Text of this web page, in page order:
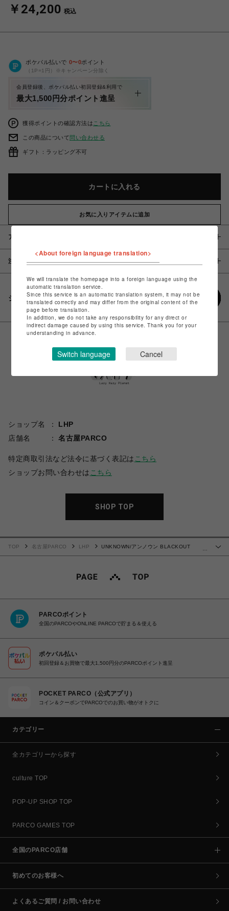
￥24,200 税込
ポケパル払いで 0〜0ポイント
（1P=1円）※キャンペーン分除く
会員登録後、ポケパル払い初回登録&利用で
最大1,500円分ポイント進呈
獲得ポイントの確認方法は こちら
この商品について問い合わせる
ギフト：ラッピング不可
カートに入れる
お気に入りアイテムに追加
アイテム説明 / 素材
注意事項
シェアする
ショップ名
LHP
店舗名
名古屋PARCO
特定商取引法など法令に基づく表記は こちら
ショップお問い合わせは こちら
SHOP TOP
…
TOP 名古屋PARCO LHP
UNKNOWN/アンノウン BLACKOUT
PARCOポイント
全国のPARCOやONLINE PARCOで貯まる＆使える
ポケパル払い
初回登録＆お買物で最大1,500円分のPARCOポイント進呈
POCKET PARCO（公式アプリ）
コイン＆クーポンでPARCOでのお買い物がオトクに
カテゴリー
全カテゴリーから探す
culture TOP
POP-UP SHOP TOP
PARCO GAMES TOP
全国のPARCO店舗
初めてのお客様へ
よくあるご質問 / お問い合わせ
<About foreign language translation>
We will translate the homepage into a foreign language using the
automatic translation service.
Since this service is an automatic translation system, it may not be
translated correctly and may differ from the original content of the
page before translation.
In addition, we do not take any responsibility for any direct or
indirect damage caused by using this service. Thank you for your
understanding in advance.
Switch language Cancel